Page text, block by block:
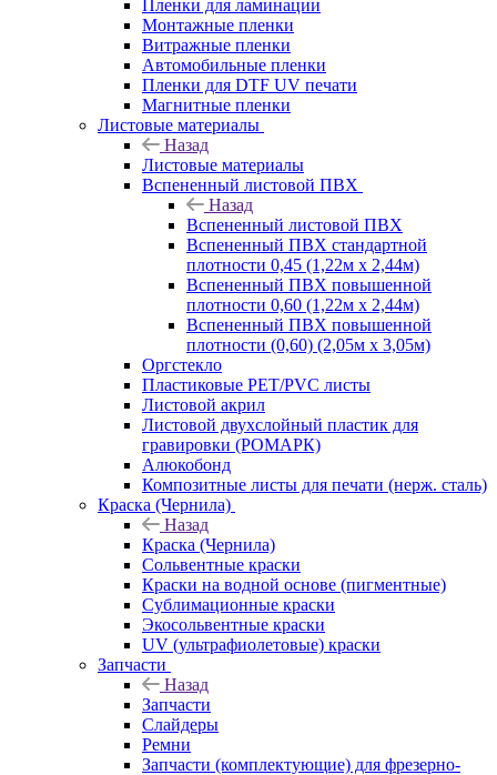
Пленки для ламинации
Монтажные пленки
Витражные пленки
Автомобильные пленки
Пленки для DTF UV печати
Магнитные пленки
Листовые материалы
Назад
Листовые материалы
Вспененный листовой ПВХ
Назад
Вспененный листовой ПВХ
Вспененный ПВХ стандартной
плотности 0,45 (1,22м х 2,44м)
Вспененный ПВХ повышенной
плотности 0,60 (1,22м х 2,44м)
Вспененный ПВХ повышенной
плотности (0,60) (2,05м х 3,05м)
Оргстекло
Пластиковые PET/PVC листы
Листовой акрил
Листовой двухслойный пластик для
гравировки (РОМАРК)
Алюкобонд
Композитные листы для печати (нерж. сталь)
Краска (Чернила)
Назад
Краска (Чернила)
Сольвентные краски
Краски на водной основе (пигментные)
Сублимационные краски
Экосольвентные краски
UV (ультрафиолетовые) краски
Запчасти
Назад
Запчасти
Слайдеры
Ремни
Запчасти (комплектующие) для фрезерно-